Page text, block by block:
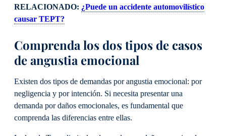
RELACIONADO: ¿Puede un accidente automovilístico
causar TEPT?
Comprenda los dos tipos de casos
de angustia emocional
Existen dos tipos de demandas por angustia emocional: por
negligencia y por intención. Si necesita presentar una
demanda por daños emocionales, es fundamental que
comprenda las diferencias entre ellas.